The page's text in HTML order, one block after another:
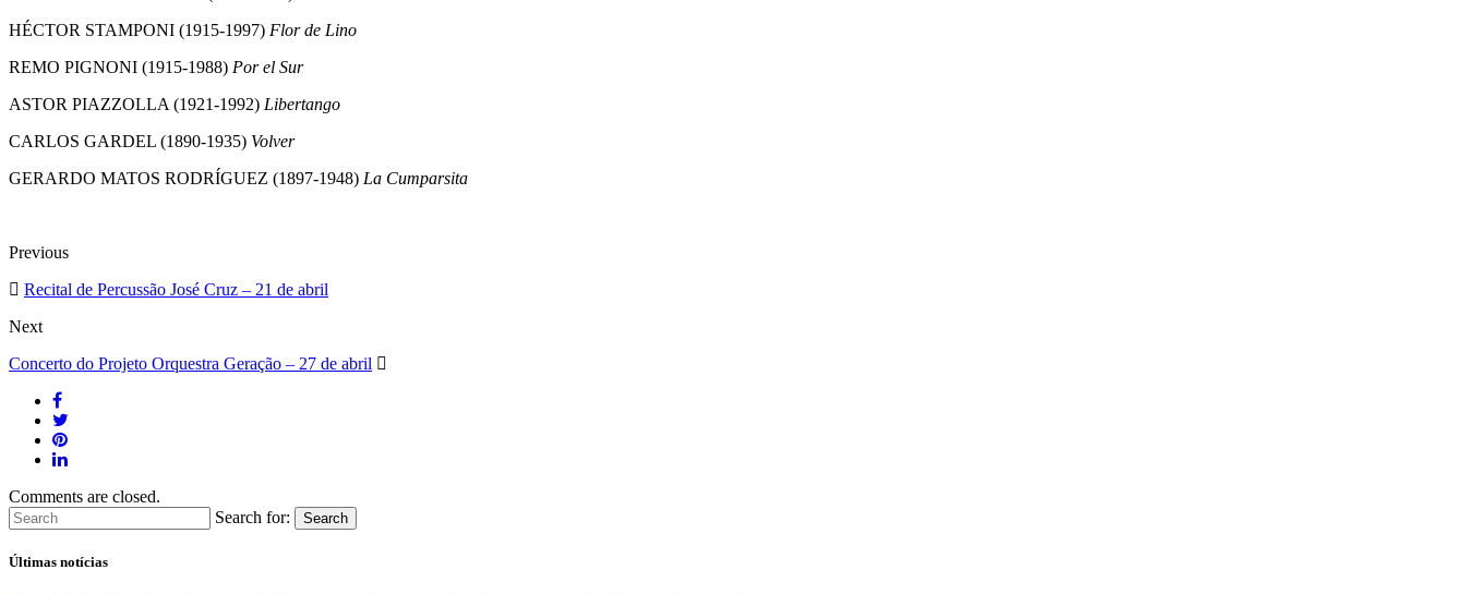
HÉCTOR STAMPONI (1915-1997) Flor de Lino
REMO PIGNONI (1915-1988) Por el Sur
ASTOR PIAZZOLLA (1921-1992) Libertango
CARLOS GARDEL (1890-1935) Volver
GERARDO MATOS RODRÍGUEZ (1897-1948) La Cumparsita
Previous
Recital de Percussão José Cruz – 21 de abril
Next
Concerto do Projeto Orquestra Geração – 27 de abril
Comments are closed.
Search for:
Search
Últimas notícias